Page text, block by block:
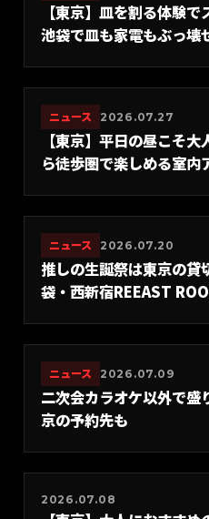
【東京】皿を割る体験
池袋で皿も家電もぶっ壊
ニュース 2026.07.27
【東京】平日の昼こそ
ら徒歩圏で楽しめる室内
ニュース 2026.07.20
推しの生誕祭は東京の貸
袋・西新宿REEAST
ニュース 2026.07.09
二次会カラオケ以外で
京の予約先も
2026.07.08